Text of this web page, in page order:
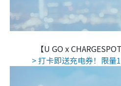
【U GO x
> 打卡即送充电券！限量